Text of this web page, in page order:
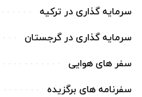
سرمایه گذاری در ترکیه
سرمایه گذاری در گرجستان
سفر های هوایی
سفرنامه های برگزیده